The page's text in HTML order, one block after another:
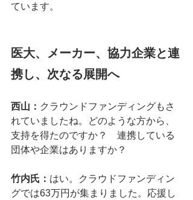
ています。
医大、メーカー、協力企業と連
携し、次なる展開へ
西山： クラウンドファンディングもさ
れていましたね。どのような方から、
支持を得たのですか？　連携している
団体や企業はありますか？
竹内氏： はい。クラウドファンディン
グでは63万円が集まりました。応援し